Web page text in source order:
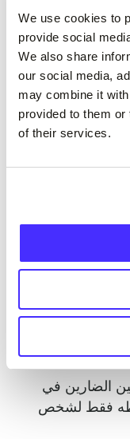
We use cookies to
provide social
We also share
our social media,
may combine it
provided to them
of their services.
موقع
رمز الفرز
رقم
إلى شخص ما ،
رقم حسابي
الذين
رقم حسابك إلا
الضارين في
فقط لشخص